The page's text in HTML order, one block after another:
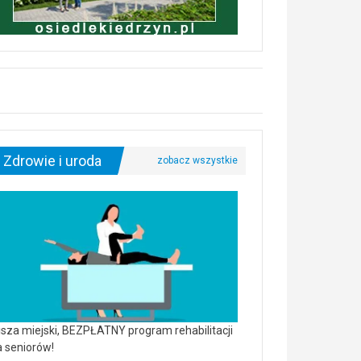
Zdrowie i uroda
miejski, BEZPŁATNY program rehabilitacji
seniorów!